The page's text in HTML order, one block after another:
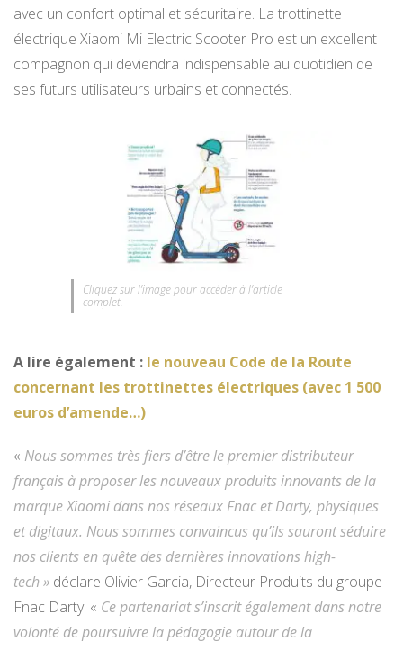
avec un confort optimal et sécuritaire. La trottinette
électrique Xiaomi Mi Electric Scooter Pro est un excellent
compagnon qui deviendra indispensable au quotidien de
ses futurs utilisateurs urbains et connectés.
Cliquez sur l’image pour accéder à l’article
complet.
A lire également : le nouveau Code de la Route
concernant les trottinettes électriques (avec 1 500
euros d’amende…)
« Nous sommes très fiers d’être le premier distributeur
français à proposer les nouveaux produits innovants de la
marque Xiaomi dans nos réseaux Fnac et Darty, physiques
et digitaux. Nous sommes convaincus qu’ils sauront séduire
nos clients en quête des dernières innovations high-
tech » déclare Olivier Garcia, Directeur Produits du groupe
Fnac Darty. « Ce partenariat s’inscrit également dans notre
volonté de poursuivre la pédagogie autour de la